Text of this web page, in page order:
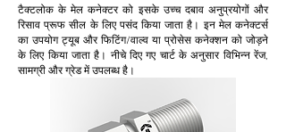
टैक्टलोक के मेल कनेक्टर को इसके उच्च दबाव अनुप्रयोगों और
रिसाव प्रूफ सील के लिए पसंद किया जाता है। इन मेल कनेक्टर्स
का उपयोग ट्यूब और फिटिंग/वाल्व या प्रोसेस कनेक्शन को जोड़ने
के लिए किया जाता है। नीचे दिए गए चार्ट के अनुसार विभिन्न रेंज,
सामग्री और ग्रेड में उपलब्ध है।